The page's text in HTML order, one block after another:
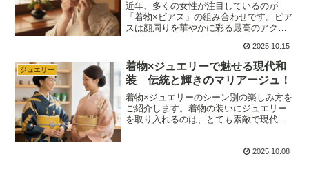
近年、多くの女性が注目しているのが
「着物×ピアス」の組み合わせです。ピア
スは顔周りを華やかに彩る最高のアクセ
最も美しく見せるための「着物とピアス
の正しい選び方」を徹底解説します。格
式に合わせた素材の選び方から、色柄と
の完璧な調和の取り方まで、失敗しない
コーディネートの秘訣をご紹介します。
2025.10.15
ジュエリー
着物×ジュエリーで魅せる現代和
装 伝統と輝きのマリアージュ！
着物×ジュエリーのシーン別の楽しみ方を
ご紹介します。着物の装いにジュエリー
を取り入れるのは、とても素敵で現代的
果的に取り入れることで、着物姿に個性
2025.10.08